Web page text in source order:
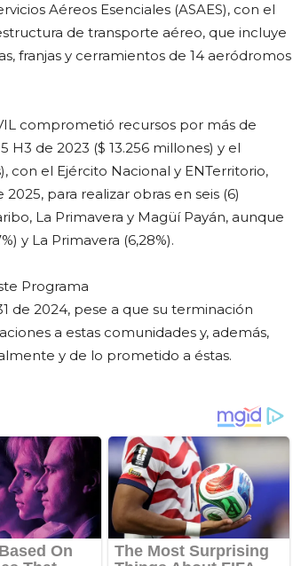
Aéreos Esenciales (ASAES), con el
de transporte aéreo, que incluye
franjas y cerramientos de 14 aeródromos
comprometió recursos por más de
de 2023 ($ 13.256 millones) y el
con el Ejército Nacional y ENTerritorio,
para realizar obras en seis (6)
La Primavera y Magüí Payán, aunque
y La Primavera (6,28%).
Programa
de 2024, pese a que su terminación
a estas comunidades y, además,
y de lo prometido a éstas.